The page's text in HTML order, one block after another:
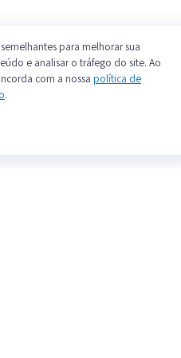
para melhorar sua
e analisar o tráfego do site. Ao
com a nossa política de
.